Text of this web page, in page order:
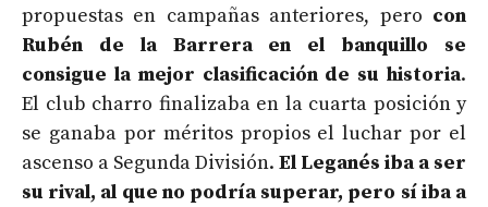
propuestas en campañas anteriores, pero con
Rubén de la Barrera en el banquillo se
consigue la mejor clasificación de su historia.
El club charro finalizaba en la cuarta posición y
se ganaba por méritos propios el luchar por el
ascenso a Segunda División. El Leganés iba a ser
su rival, al que no podría superar, pero sí iba a